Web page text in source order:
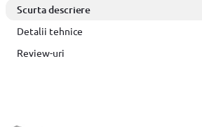
Scurta descriere
Detalii tehnice
Review-uri